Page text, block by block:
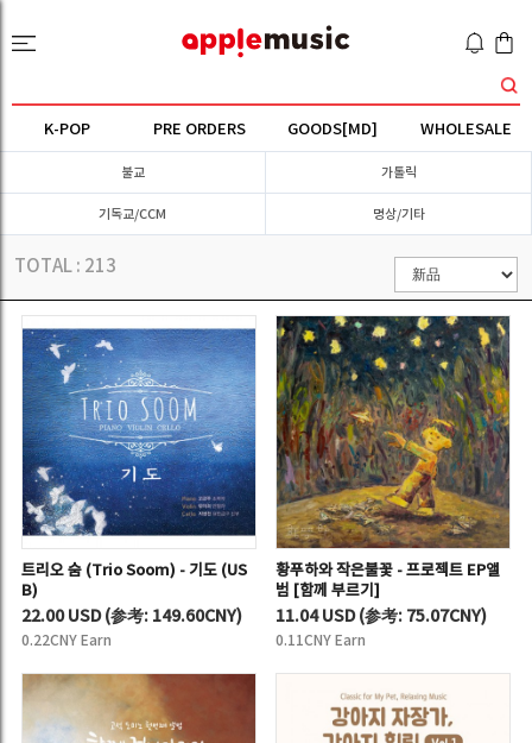
K-POP PRE ORDERS GOODS[MD] WHOLESALE
불교 가톨릭
기독교/CCM 명상/기타
TOTAL : 213
트리오 숨 (Trio Soom) - 기도 (US
B)
22.00 USD(参考: 149.60CNY)
0.22CNY Earn
황푸하와 작은불꽃 - 프로젝트 EP앨
범 [함께 부르기]
11.04 USD(参考: 75.07CNY)
0.11CNY Earn